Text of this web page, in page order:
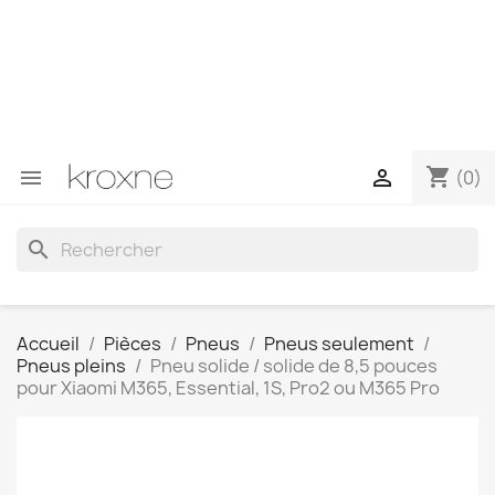
 shopping_cart (0)

search
Accueil Pièces Pneus
Pneus seulement
Pneus pleins
Pneu solide / solide de 8,5 pouces
pour Xiaomi M365, Essential, 1S, Pro2 ou M365 Pro